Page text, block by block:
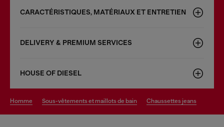
CARACTÉRISTIQUES, MATÉRIAUX ET ENTRETIEN
DELIVERY & PREMIUM SERVICES
HOUSE OF DIESEL
homme sous-vêtements et maillots de bain chaussettes jeans